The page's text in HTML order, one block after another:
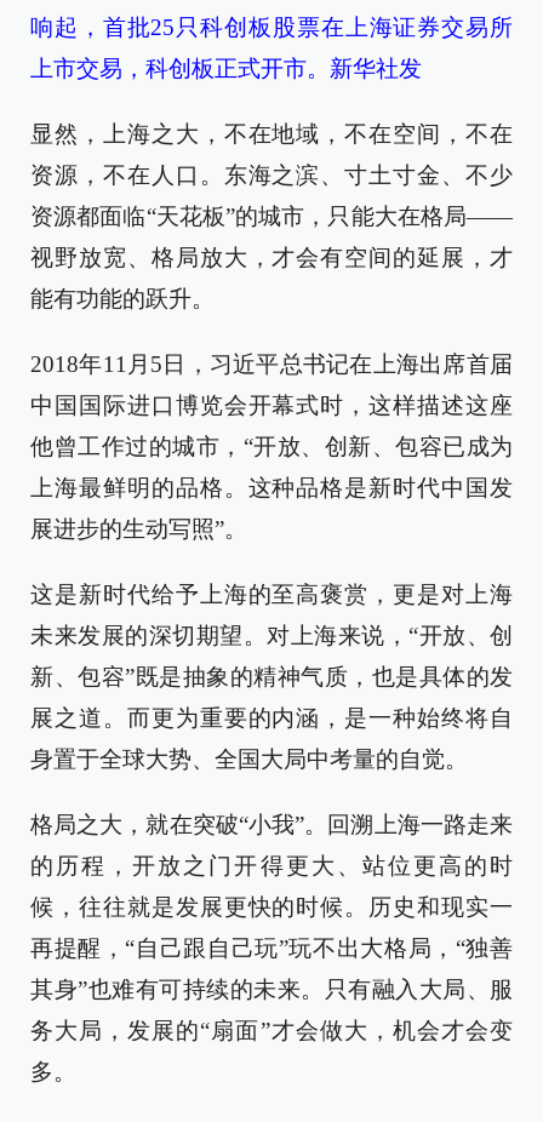
响起，首批25只科创板股票在上海证券交易所
上市交易，科创板正式开市。新华社发
显然，上海之大，不在地域，不在空间，不在
资源，不在人口。东海之滨、寸土寸金、不少
资源都面临“天花板”的城市，只能大在格局——
视野放宽、格局放大，才会有空间的延展，才
能有功能的跃升。
2018年11月5日，习近平总书记在上海出席首届
中国国际进口博览会开幕式时，这样描述这座
他曾工作过的城市，“开放、创新、包容已成为
上海最鲜明的品格。这种品格是新时代中国发
展进步的生动写照”。
这是新时代给予上海的至高褒赏，更是对上海
未来发展的深切期望。对上海来说，“开放、创
新、包容”既是抽象的精神气质，也是具体的发
展之道。而更为重要的内涵，是一种始终将自
身置于全球大势、全国大局中考量的自觉。
格局之大，就在突破“小我”。回溯上海一路走来
的历程，开放之门开得更大、站位更高的时
候，往往就是发展更快的时候。历史和现实一
再提醒，“自己跟自己玩”玩不出大格局，“独善
其身”也难有可持续的未来。只有融入大局、服
务大局，发展的“扇面”才会做大，机会才会变
多。